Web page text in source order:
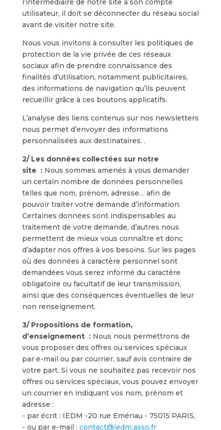
l’intermédiaire de notre site à son compte
utilisateur, il doit se déconnecter du réseau social
avant de visiter notre site.
Nous vous invitons à consulter les politiques de
protection de la vie privée de ces réseaux
sociaux afin de prendre connaissance des
finalités d’utilisation, notamment publicitaires,
des informations de navigation qu’ils peuvent
recueillir grâce à ces boutons applicatifs.
L’analyse des liens contenus sur nos newsletters
nous permet d’envoyer des informations
personnalisées aux destinataires. .
2/ Les données collectées sur notre
site :Nous sommes amenés à vous demander
un certain nombre de données personnelles
telles que nom, prénom, adresse… afin de
pouvoir traiter votre demande d’information.
Certaines données sont indispensables au
traitement de votre demande, d’autres nous
permettent de mieux vous connaître et donc
d’adapter nos offres à vos besoins. Sur les pages
où des données à caractère personnel sont
demandées vous serez informé du caractère
obligatoire ou facultatif de leur transmission,
ainsi que des conséquences éventuelles de leur
non renseignement.
3/ Propositions de formation,
d’enseignement :Nous nous permettrons de
vous proposer des offres ou services spéciaux
par e-mail ou par courrier, sauf avis contraire de
votre part. Si vous ne souhaitez pas recevoir nos
offres ou services spéciaux, vous pouvez envoyer
un courrier en indiquant vos nom, prénom et
adresse :
- par écrit : IEDM -20 rue Emériau - 75015 PARIS,
- ou par e-mail : contact@iedm.asso.fr